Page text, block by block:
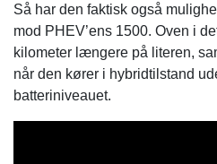
Så har den faktisk også
mod PHEV’ens 1500. Oven i
kilometer længere på literen,
når den kører i hybridtilstand
batteriniveauet.